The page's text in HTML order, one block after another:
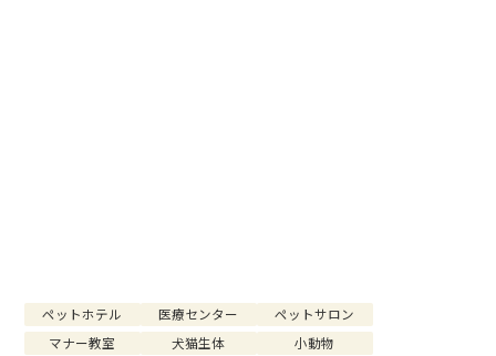
ペットホテル 医療センター
ペットサロン
マナー教室
犬猫生体
小動物